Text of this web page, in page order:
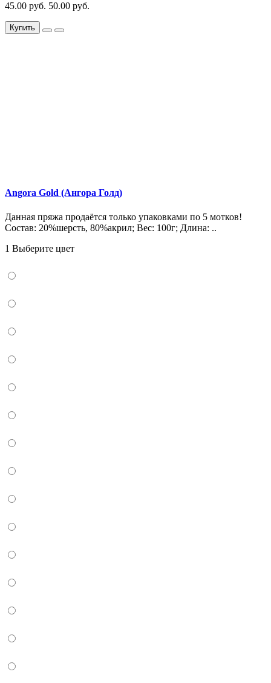
45.00 руб. 50.00 руб.
Купить
Angora Gold (Ангора Голд)
Данная пряжа продаётся только упаковками по 5 мотков!
Состав: 20%шерсть, 80%акрил; Вес: 100г; Длина: ..
1 Выберите цвет